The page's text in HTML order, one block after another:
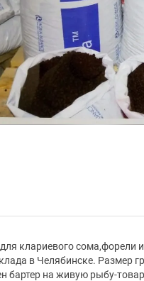
клариевого сома,форели
в Челябинске. Размер
бартер на живую рыбу-